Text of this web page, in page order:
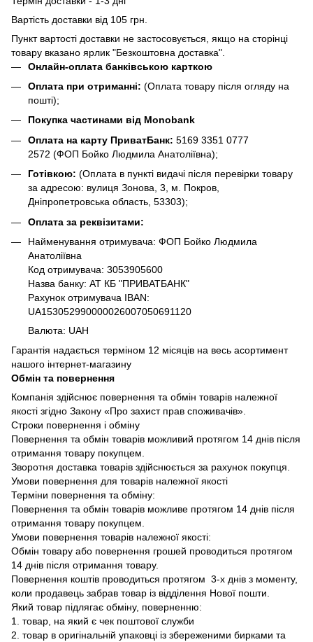
Вартість доставки від 105 грн.
Пункт вартості доставки не застосовується, якщо на сторінці
товару вказано ярлик "Безкоштовна доставка".
Онлайн-оплата банківською карткою
Оплата при отриманні: (Оплата товару після огляду на
пошті);
Покупка частинами від Monobank
Оплата на карту ПриватБанк: 5169 3351 0777
2572 (ФОП Бойко Людмила Анатоліївна);
Готівкою: (Оплата в пункті видачі після перевірки товару
за адресою: вулиця Зонова, 3, м. Покров,
Дніпропетровська область, 53303);
Оплата за реквізитами:
Найменування отримувача: ФОП Бойко Людмила
Анатоліївна
Код отримувача: 3053905600
Назва банку: АТ КБ "ПРИВАТБАНК"
Рахунок отримувача IBAN:
UA153052990000026007050691120
Валюта: UAH
Гарантія надається терміном 12 місяців на весь асортимент
нашого інтернет-магазину
Обмін та повернення
Компанія здійснює повернення та обмін товарів належної
якості згідно Закону «Про захист прав споживачів».
Строки повернення і обміну
Повернення та обмін товарів можливий протягом 14 днів після
отримання товару покупцем.
Зворотня доставка товарів здійснюється за рахунок покупця.
Умови повернення для товарів належної якості
Терміни повернення та обміну:
Повернення та обмін товарів можливе протягом 14 днів після
отримання товару покупцем.
Умови повернення товарів належної якості:
Обмін товару або повернення грошей проводиться протягом
14 днів після отримання товару.
Повернення коштів проводиться протягом 3-х днів з моменту,
коли продавець забрав товар із відділення Нової пошти.
Який товар підлягає обміну, поверненню:
1. товар, на який є чек поштової служби
2. товар в оригінальній упаковці із збереженими бирками та